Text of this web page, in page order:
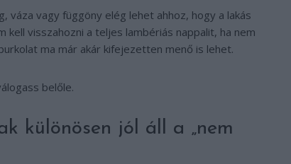
váza vagy függöny elég lehet ahhoz, hogy a lakás
visszahozni a teljes lambériás nappalit, ha nem
ma már akár kifejezetten menő is lehet.
belőle.
különösen jól áll a „nem